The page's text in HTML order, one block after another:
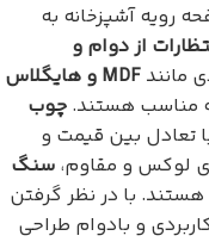
رویه آشپزخانه به
از دوام و
مانند MDF و هایگلاس
مناسب هستند. چوب
تعادل بین قیمت و
لوکس و مقاوم، سنگ
با در نظر گرفتن
و بادوام طراحی